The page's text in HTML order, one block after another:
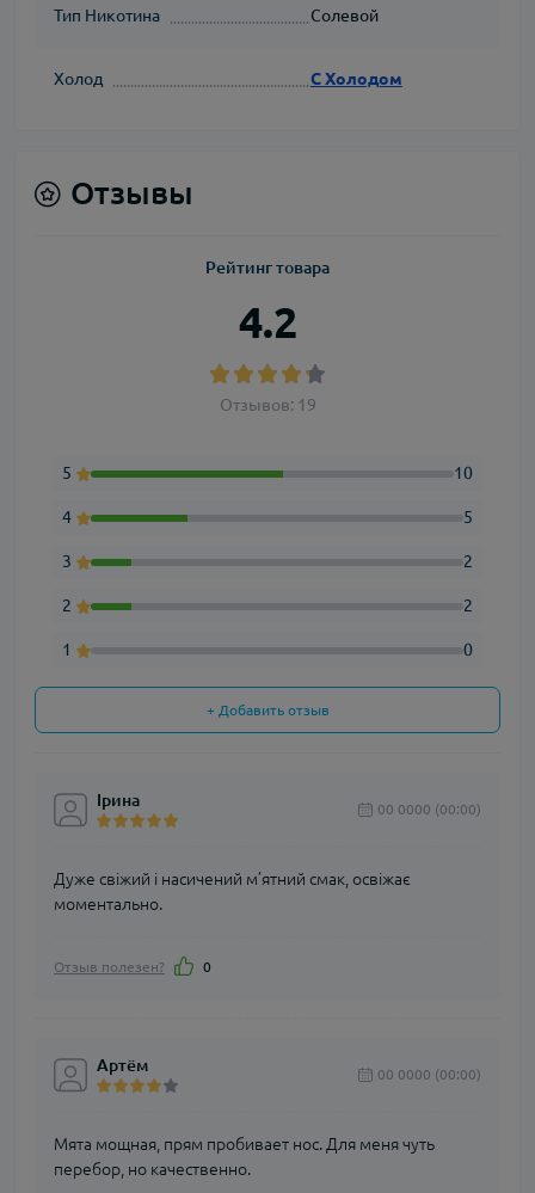
Тип Никотина Солевой
Холод С Холодом
Отзывы
Рейтинг товара
4.2
Отзывов: 19
5 10
4 5
3 2
2 2
1 0
+ Добавить отзыв
Ірина 00 0000 (00:00)
Дуже свіжий і насичений м’ятний смак, освіжає
моментально.
Отзыв полезен? 0
Артём 00 0000 (00:00)
Мята мощная, прям пробивает нос. Для меня чуть
перебор, но качественно.